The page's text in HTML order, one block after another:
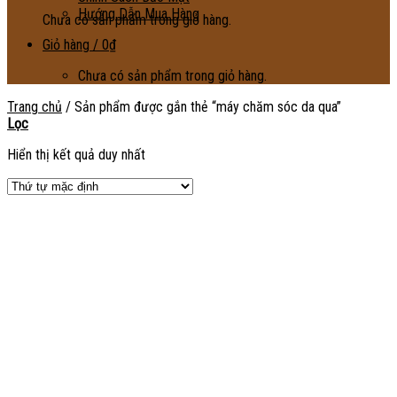
Chưa có sản phẩm trong giỏ hàng.
Hướng Dẫn Mua Hàng
Giỏ hàng / 0₫
Chưa có sản phẩm trong giỏ hàng.
Trang chủ / Sản phẩm được gắn thẻ “máy chăm sóc da qua”
Lọc
Hiển thị kết quả duy nhất